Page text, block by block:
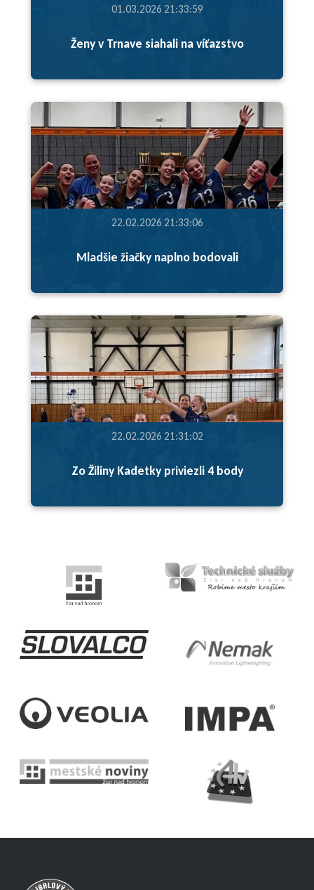
01.03.2026 21:33:59
Ženy v Trnave siahali na víťazstvo
22.02.2026 21:33:06
Mladšie žiačky naplno bodovali
22.02.2026 21:31:02
Zo Žiliny Kadetky priviezli 4 body